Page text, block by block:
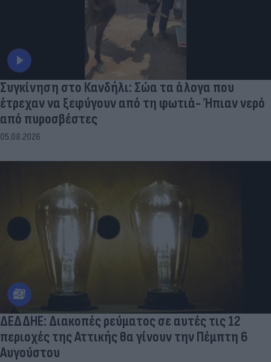
Συγκίνηση στο Κανδήλι: Σώα τα άλογα που
έτρεχαν να ξεφύγουν από τη φωτιά- Ήπιαν νερό
από πυροσβέστες
05.08.2026
ΔΕΔΔΗΕ: Διακοπές ρεύματος σε αυτές τις 12
περιοχές της Αττικής θα γίνουν την Πέμπτη 6
Αυγούστου